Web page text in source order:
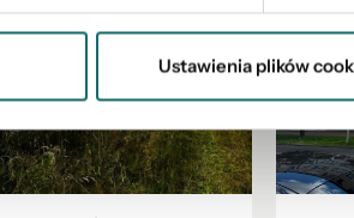
Ustawienia plików